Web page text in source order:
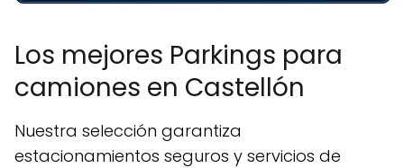
Los mejores Parkings para
camiones en Castellón
Nuestra selección garantiza
estacionamientos seguros y servicios de